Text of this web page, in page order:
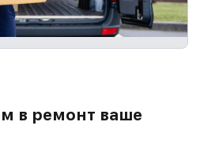
в ремонт ваше